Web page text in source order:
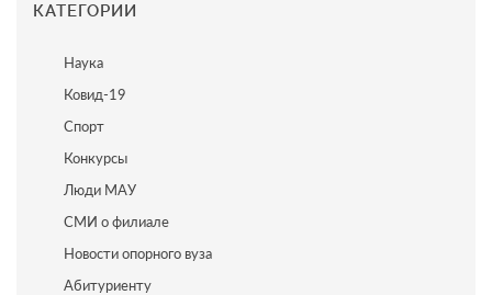
КАТЕГОРИИ
Наука
Ковид-19
Спорт
Конкурсы
Люди МАУ
СМИ о филиале
Новости опорного вуза
Абитуриенту